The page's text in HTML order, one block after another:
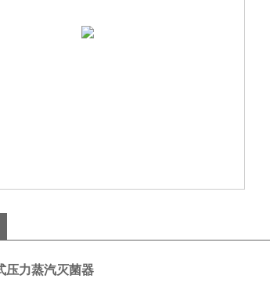
压力蒸汽灭菌器